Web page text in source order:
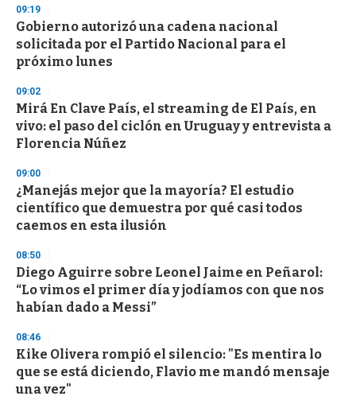
s
e
c
o
n
d
09:19
Gobierno autorizó una cadena nacional
solicitada por el Partido Nacional para el
próximo lunes
09:02
Mirá En Clave País, el streaming de El País, en
vivo: el paso del ciclón en Uruguay y entrevista a
Florencia Núñez
09:00
¿Manejás mejor que la mayoría? El estudio
científico que demuestra por qué casi todos
caemos en esta ilusión
08:50
Diego Aguirre sobre Leonel Jaime en Peñarol:
“Lo vimos el primer día y jodíamos con que nos
habían dado a Messi”
08:46
Kike Olivera rompió el silencio: "Es mentira lo
que se está diciendo, Flavio me mandó mensaje
una vez"